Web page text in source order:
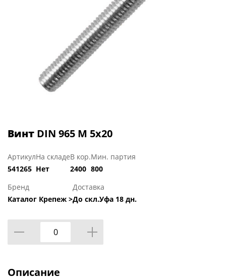
Винт DIN 965 М 5х20
Артикул
541265
На складе
Нет
В кор.
2400
Мин. партия
800
Бренд
Каталог Крепеж >
Доставка
До скл.Уфа 18 дн.
Описание